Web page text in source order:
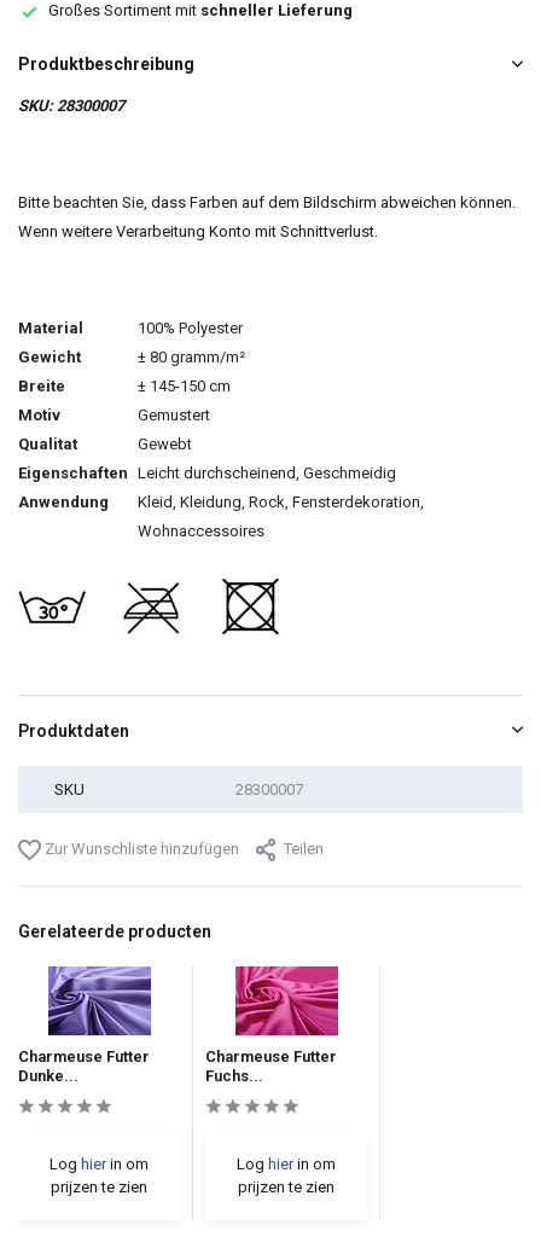
Großes Sortiment mit schneller Lieferung
Produktbeschreibung
SKU: 28300007
Bitte beachten Sie, dass Farben auf dem Bildschirm abweichen können.
Wenn weitere Verarbeitung Konto mit Schnittverlust.
Material
100% Polyester
Gewicht
± 80 gramm/m²
Breite
± 145-150 cm
Motiv
Gemustert
Qualitat
Gewebt
Eigenschaften Leicht durchscheinend, Geschmeidig
Anwendung
Kleid, Kleidung, Rock, Fensterdekoration,
Wohnaccessoires
Produktdaten
SKU 28300007
Zur Wunschliste hinzufügen Teilen
Gerelateerde producten
Charmeuse Futter
Dunke...
Log hierin om
prijzen te zien
Charmeuse Futter
Fuchs...
Log hierin om
prijzen te zien